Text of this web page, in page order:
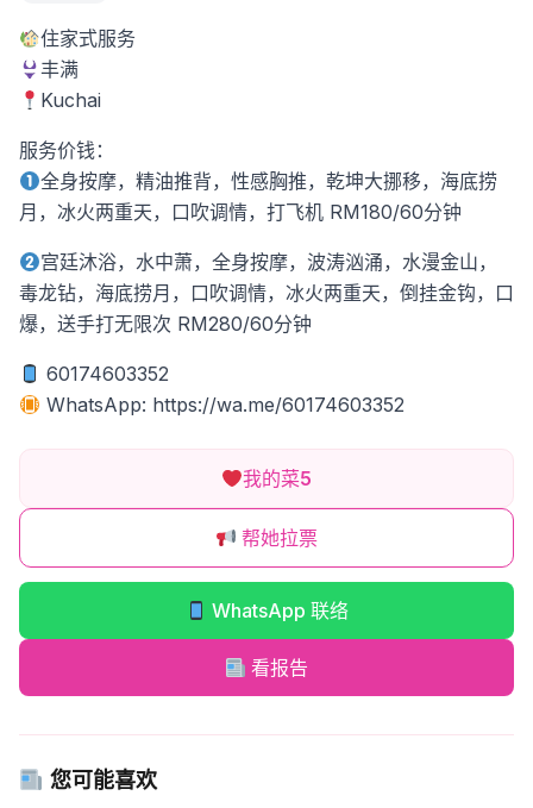
住家式服务
丰满
Kuchai
服务价钱：
全身按摩，精油推背，性感胸推，乾坤大挪移，海底捞
月，冰火两重天，口吹调情，打飞机 RM180/60分钟
宫廷沐浴，水中萧，全身按摩，波涛汹涌，水漫金山，
毒龙钻，海底捞月，口吹调情，冰火两重天，倒挂金钩，口
爆，送手打无限次 RM280/60分钟
60174603352
WhatsApp: https://wa.me/60174603352
我的菜5
帮她拉票
WhatsApp 联络
看报告
您可能喜欢